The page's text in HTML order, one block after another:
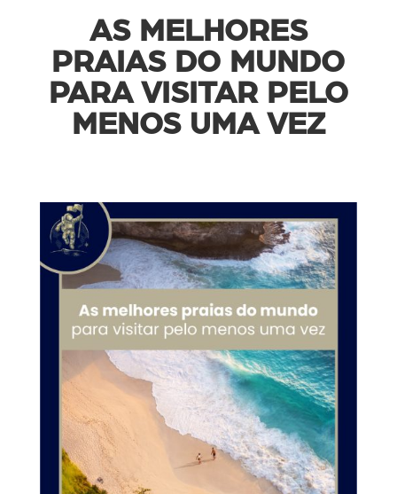
AS MELHORES
PRAIAS DO MUNDO
PARA VISITAR PELO
MENOS UMA VEZ